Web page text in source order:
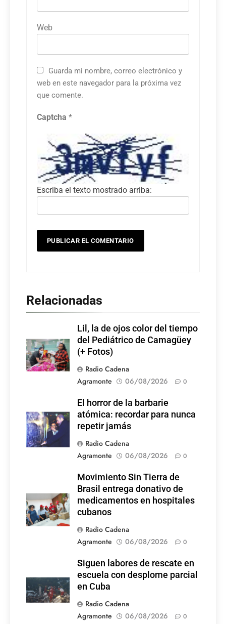
Web
Guarda mi nombre, correo electrónico y
web en este navegador para la próxima vez
que comente.
Captcha *
Escriba el texto mostrado arriba:
Relacionadas
Lil, la de ojos color del tiempo
del Pediátrico de Camagüey
(+ Fotos)
Radio Cadena
Agramonte
06/08/2026 0
El horror de la barbarie
atómica: recordar para nunca
repetir jamás
Radio Cadena
Agramonte
06/08/2026 0
Movimiento Sin Tierra de
Brasil entrega donativo de
medicamentos en hospitales
cubanos
Radio Cadena
Agramonte
06/08/2026 0
Siguen labores de rescate en
escuela con desplome parcial
en Cuba
Radio Cadena
Agramonte
06/08/2026 0